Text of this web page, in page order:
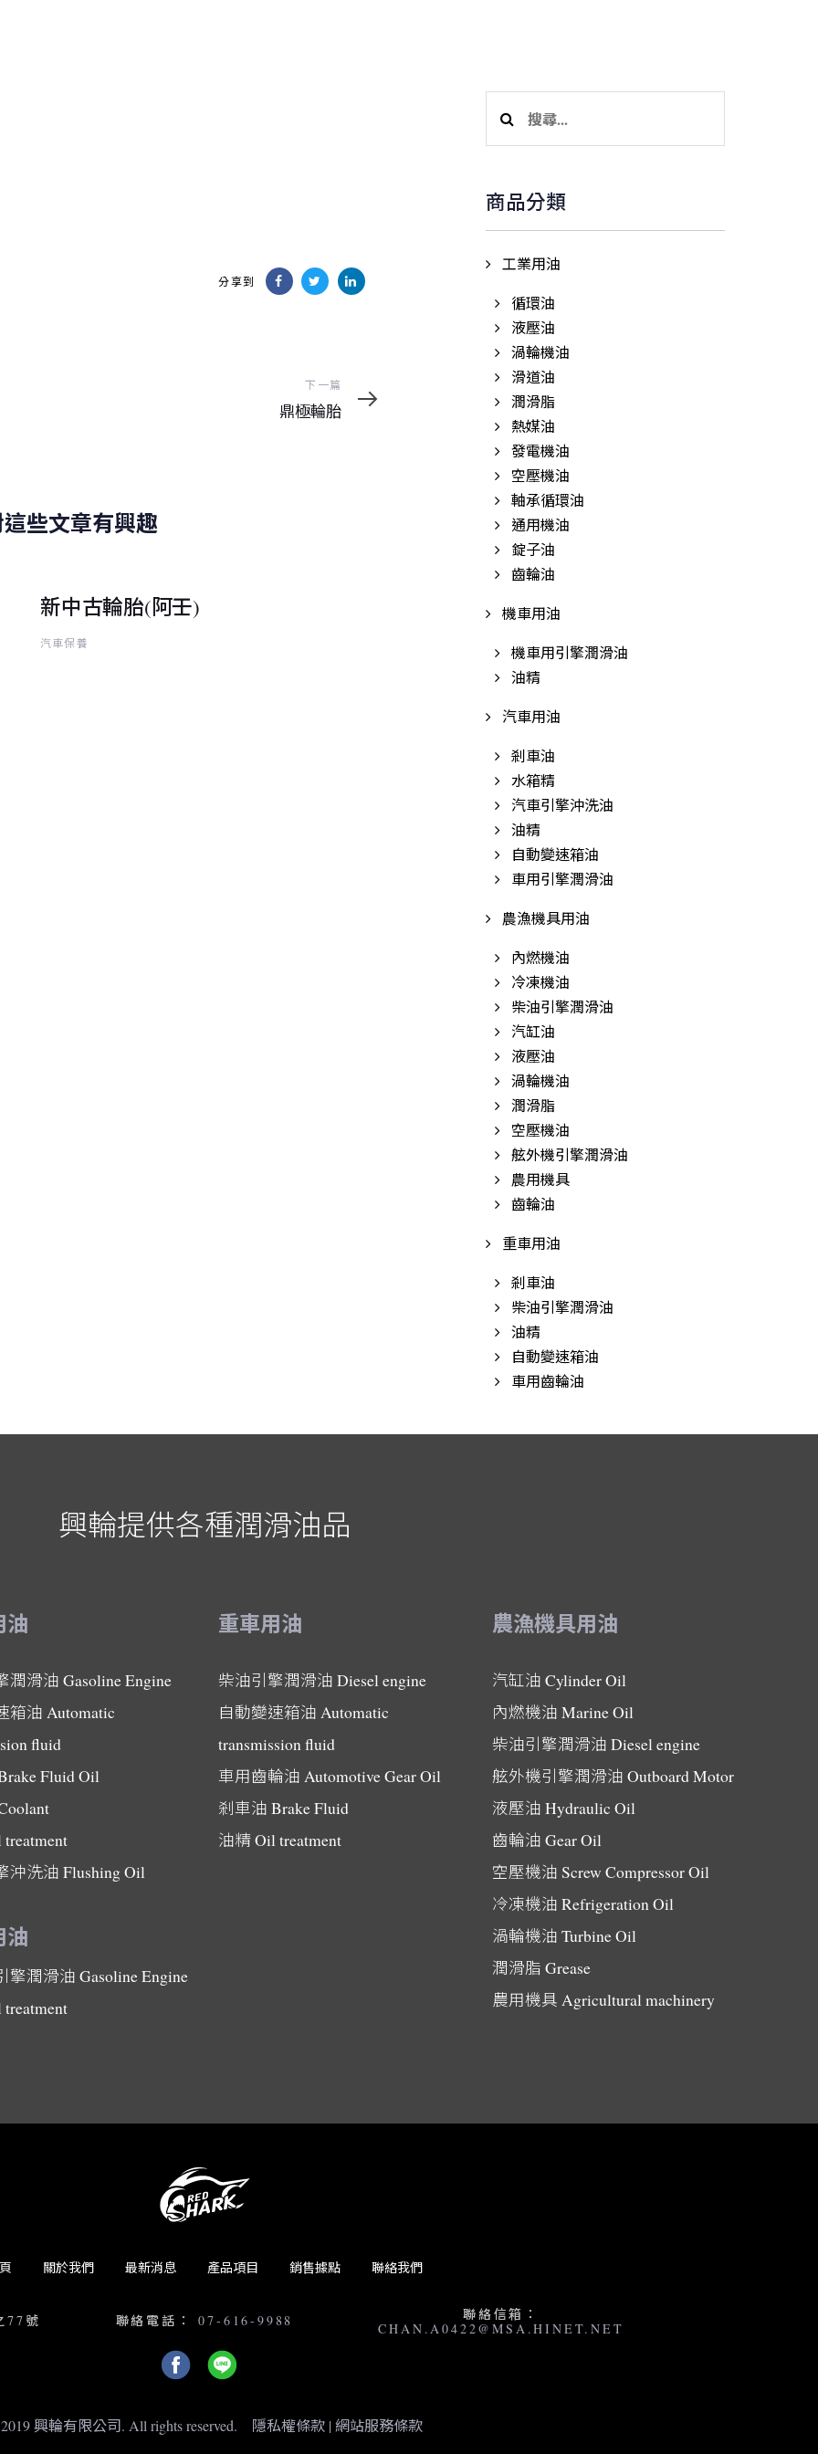
分享到
一
篇
下一篇
鼎極輪胎
些文章有興趣
新中古輪胎(阿壬)
汽車保養
關
字:
商品分類
工業用油
循環油
液壓油
渦輪機油
滑道油
潤滑脂
熱媒油
發電機油
空壓機油
軸承循環油
通用機油
錠子油
齒輪油
機車用油
機車用引擎潤滑油
油精
汽車用油
剎車油
水箱精
汽車引擎沖洗油
油精
自動變速箱油
車用引擎潤滑油
農漁機具用油
內燃機油
冷凍機油
柴油引擎潤滑油
汽缸油
液壓油
渦輪機油
潤滑脂
空壓機油
舷外機引擎潤滑油
農用機具
齒輪油
重車用油
剎車油
柴油引擎潤滑油
油精
自動變速箱油
車用齒輪油
興輪提供各種潤滑油品
油
潤滑油 Gasoline Engine
箱油 Automatic
fluid
Fluid Oil
沖洗油 Flushing Oil
油
擎潤滑油 Gasoline Engine
重車用油
柴油引擎潤滑油 Diesel engine
自動變速箱油 Automatic
transmission fluid
車用齒輪油 Automotive Gear Oil
剎車油 Brake Fluid
油精Oil treatment
農漁機具用油
汽缸油 Cylinder Oil
內燃機油 Marine Oil
柴油引擎潤滑油 Diesel engine
舷外機引擎潤滑油 Outboard Motor
液壓油 Hydraulic Oil
齒輪油 Gear Oil
空壓機油 Screw Compressor Oil
冷凍機油 Refrigeration Oil
渦輪機油 Turbine Oil
潤滑脂 Grease
農用機具 Agricultural machinery
關於我們 最新消息 產品項目 銷售據點 聯絡我們
77號 聯絡電話： 07-616-9988
聯絡信箱：
CHAN.A0422@MSA.HINET.NET
興輪有限公司. All rights reserved. 隱私權條款 | 網站服務條款